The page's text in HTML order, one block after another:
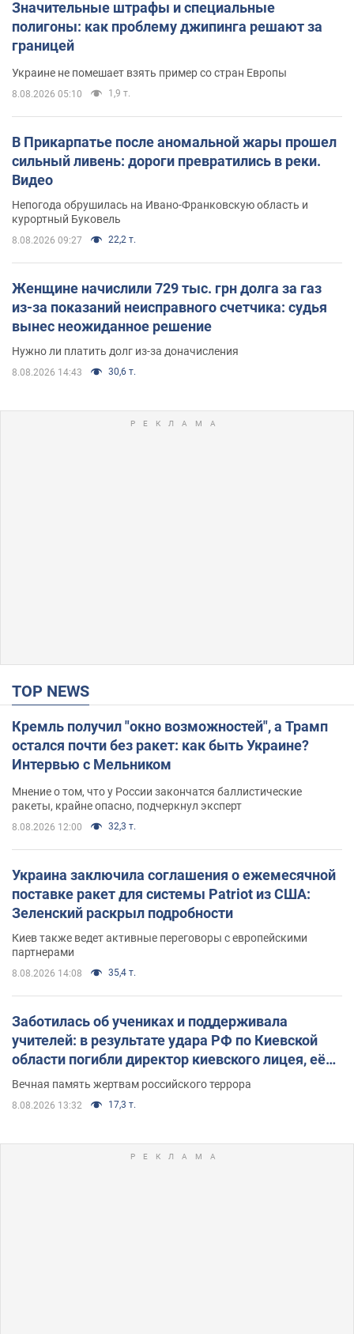
Значительные штрафы и специальные
полигоны: как проблему джипинга решают за
границей
Украине не помешает взять пример со стран Европы
8.08.2026 05:10 1,9 т.
В Прикарпатье после аномальной жары прошел
сильный ливень: дороги превратились в реки.
Видео
Непогода обрушилась на Ивано-Франковскую область и
курортный Буковель
8.08.2026 09:27 22,2 т.
Женщине начислили 729 тыс. грн долга за газ
из-за показаний неисправного счетчика: судья
вынес неожиданное решение
Нужно ли платить долг из-за доначисления
8.08.2026 14:43 30,6 т.
TOP NEWS
Кремль получил "окно возможностей", а Трамп
остался почти без ракет: как быть Украине?
Интервью с Мельником
Мнение о том, что у России закончатся баллистические
ракеты, крайне опасно, подчеркнул эксперт
8.08.2026 12:00 32,3 т.
Украина заключила соглашения о ежемесячной
поставке ракет для системы Patriot из США:
Зеленский раскрыл подробности
Киев также ведет активные переговоры с европейскими
партнерами
8.08.2026 14:08 35,4 т.
Заботилась об учениках и поддерживала
учителей: в результате удара РФ по Киевской
области погибли директор киевского лицея, её
муж и внук
Вечная память жертвам российского террора
8.08.2026 13:32 17,3 т.